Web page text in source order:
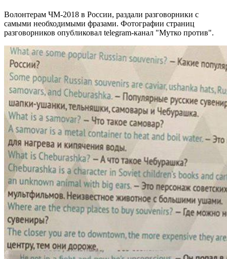
Волонтерам ЧМ-2018 в России, раздали разговорники с
самыми необходимыми фразами. Фотографии страниц
разговорников опубликовал telegram-канал "Мутко против".